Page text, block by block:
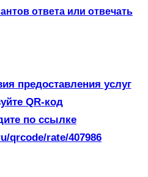
ответа или отвечать
предоставления услуг
QR-код
по ссылке
qrcode/rate/407986